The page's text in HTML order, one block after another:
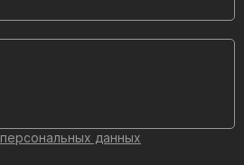
персональных данных